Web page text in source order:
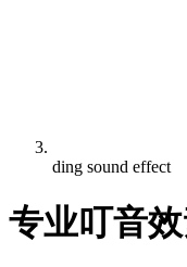
ding sound effect
专业叮音